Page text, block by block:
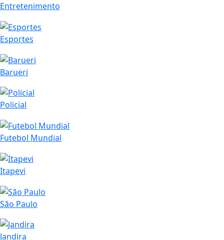
Entretenimento
Esportes
Barueri
Policial
Futebol Mundial
Itapevi
São Paulo
Jandira